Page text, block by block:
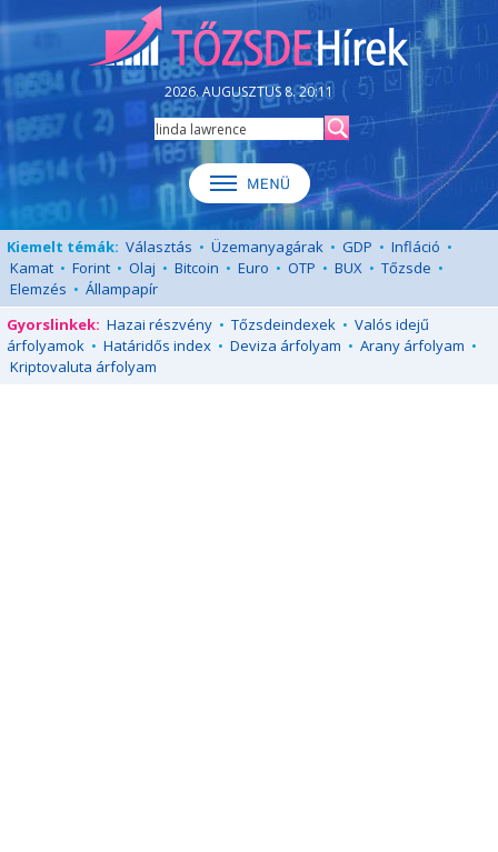
2026. AUGUSZTUS 8. 20:11
Kiemelt témák: Választás • Üzemanyagárak • GDP • Infláció •
Kamat • Forint • Olaj • Bitcoin • Euro • OTP • BUX • Tőzsde •
Elemzés • Állampapír
Gyorslinkek: Hazai részvény • Tőzsdeindexek • Valós idejű
árfolyamok • Határidős index • Deviza árfolyam • Arany árfolyam •
Kriptovaluta árfolyam